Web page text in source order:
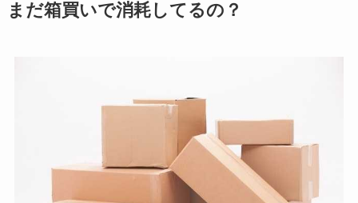
まだ箱買いで消耗してるの？